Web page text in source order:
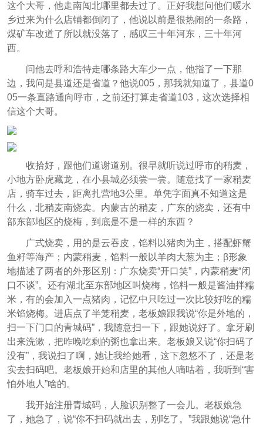
这个大哥，他走南闯北哪里都去过了。正好我想问他们暖水
乡过来为什么店铺都倒闭了，他说以前是很热闹的一条路，
煤矿车改道了所以就没落了，感叹三十年河东，三十年河
西。
问他去呼和浩特走哪条路大车少一点，他指了一下那
边，我问是县道还是省道？他说005，那我就知道了，县道0
05一条直路通向呼市，之前还打算走省道103，这次选择相
信这个大哥。
收拾好，跟他们道谢道别。很早就听说过呼市的稍麦，
小地方卧虎藏龙，在小县城必须尝一尝。随意找了一家稍麦
店，骑车过去，距离扎营地3公里。单凭字面真不知道这是
什么，北稍麦南烧卖。内蒙古的稍麦，广东的烧卖，还有中
部东部地区的烧梅，到底是不是一样的东西？
广式烧卖，用的是云吞皮，馅料以猪肉为主，搭配虾蟹
鱼籽等海产；内蒙稍麦，馅料一般以羊肉大葱为主；β形象
地描述了两者的外形区别：广东烧卖“开口笑”，内蒙稍麦“闭
口不谈”。还有湖北至东部地区叫烧梅，馅料一般是酱油拌糯
米，有的会加入一点猪肉，记忆中只吃过一次比较好吃的糯
米馅烧梅。进店点了半笼稍麦，老板娘跟我说“你是外地的，
扫一下门口的青城码”，我随意扫一下，跟她说好了。拿牙刷
出来洗漱，把昨晚吃剩的粥也拿出来。老板娘又说“你扫码了
没有”，我说扫了啊，她让我给她看，这下忽悠不了，还是老
实去扫码吧。老板娘开始和店里的其他人嘀咕着，我听到“害
怕外地人”啥的。
我开始注册青城码，人脸识别整了一会儿。老板娘急
了，她急了，说“你不扫码就出去，别吃了。”我跟她说“急什